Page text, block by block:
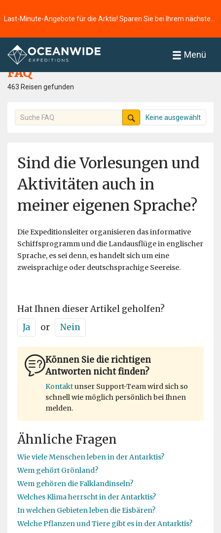
Menü
Startseite
FAQ
463 Reisen gefunden
Keine ausgewählt
Sind die Vorlesungen und
Aktivitäten auch in
meiner eigenen Sprache?
Die Expeditionsleiter organisieren das informative
Schiffsprogramm und die Landausflüge in englischer
Sprache, es sei denn, es handelt sich um eine
zweisprachige oder deutschsprachige Seereise.
Hat Ihnen dieser Artikel geholfen?
Ja
or Nein
Können Sie die richtigen
Antworten nicht finden?
Kontaktunser Support-Team wird sich so
schnell wie möglich persönlich bei Ihnen
melden.
Ähnliche Fragen
Wie viele Menschen leben in der Antarktis?
Wem gehört Grönland?
Wem gehören die Falklandinseln?
Welches Klima herrscht in der Antarktis?
In welchen Gebieten leben die Eisbären?
Welche Pflanzen und Tiere gibt es in der Antarktis?